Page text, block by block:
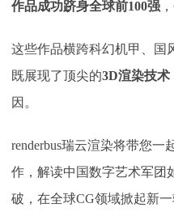
资讯&赛事
渲染百科
渲染大赛
泛CG交流会
渲染百科
渲染大赛
泛CG交流会
渲染百科
渲染大赛
泛CG交流会
渲染百科
渲染大赛
泛CG交流会
渲染百科
渲染大赛
泛CG交流会
渲染百科
渲染大赛
泛CG交流会
特惠专区
关于我们
效果图客户端
效果图客户端
效果图客户端
效果图客户端
效果图客户端
效果图客户端
登录
作品成功跻身全球前100强
这些作品横跨科幻机甲、国
既展现了顶尖的3D渲染技术
因。
renderbus瑞云渲染将带您
作，解读中国数字艺术军团
破，在全球CG领域掀起新一